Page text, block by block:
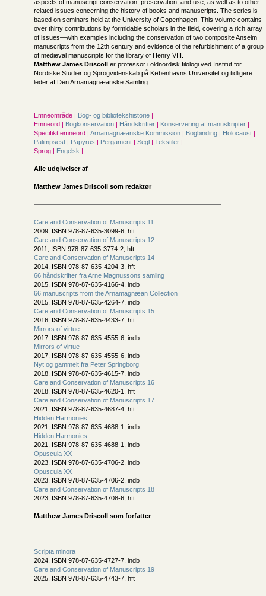
aspects of manuscript conservation, preservation, and use, as well as to other
related issues concerning the history of books and manuscripts. The series is
based on seminars held at the University of Copenhagen. This volume contains
over thirty contributions by formidable scholars in the field, covering a rich array
of issues—with examples including the conservation of two composite Anselm
manuscripts from the 12th century and evidence of the refurbishment of a group
of medieval manuscripts for the library of Henry VIII.
Matthew James Driscoll er professor i oldnordisk filologi ved Institut for
Nordiske Studier og Sprogvidenskab på Københavns Universitet og tidligere
leder af Den Arnamagnæanske Samling.
Emneområde | Bog- og bibliotekshistorie |
Emneord | Bogkonservation | Håndskrifter | Konservering af manuskripter |
Specifikt emneord | Arnamagnæanske Kommission | Bogbinding | Holocaust |
Palimpsest | Papyrus | Pergament | Segl | Tekstiler |
Sprog | Engelsk |
Alle udgivelser af
Matthew James Driscoll som redaktør
Care and Conservation of Manuscripts 11
2009, ISBN 978-87-635-3099-6, hft
Care and Conservation of Manuscripts 12
2011, ISBN 978-87-635-3774-2, hft
Care and Conservation of Manuscripts 14
2014, ISBN 978-87-635-4204-3, hft
66 håndskrifter fra Arne Magnussons samling
2015, ISBN 978-87-635-4166-4, indb
66 manuscripts from the Arnamagnæan Collection
2015, ISBN 978-87-635-4264-7, indb
Care and Conservation of Manuscripts 15
2016, ISBN 978-87-635-4433-7, hft
Mirrors of virtue
2017, ISBN 978-87-635-4555-6, indb
Mirrors of virtue
2017, ISBN 978-87-635-4555-6, indb
Nyt og gammelt fra Peter Springborg
2018, ISBN 978-87-635-4615-7, indb
Care and Conservation of Manuscripts 16
2018, ISBN 978-87-635-4620-1, hft
Care and Conservation of Manuscripts 17
2021, ISBN 978-87-635-4687-4, hft
Hidden Harmonies
2021, ISBN 978-87-635-4688-1, indb
Hidden Harmonies
2021, ISBN 978-87-635-4688-1, indb
Opuscula XX
2023, ISBN 978-87-635-4706-2, indb
Opuscula XX
2023, ISBN 978-87-635-4706-2, indb
Care and Conservation of Manuscripts 18
2023, ISBN 978-87-635-4708-6, hft
Matthew James Driscoll som forfatter
Scripta minora
2024, ISBN 978-87-635-4727-7, indb
Care and Conservation of Manuscripts 19
2025, ISBN 978-87-635-4743-7, hft